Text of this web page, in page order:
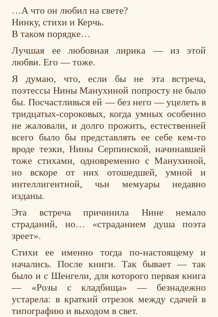
…А что он любил на свете?
Нинку, стихи и Керчь.
В таком порядке…
Лучшая ее любовная лирика — из этой
любви. Его — тоже.
Я думаю, что, если бы не эта встреча,
поэтессы Нины Манухиной попросту не было
бы. Посчастливься ей — без него — уцелеть в
тридцатых-сороковых, когда умных особенно
не жаловали, и долго прожить, естественней
всего было бы представлять ее себе кем-то
вроде тезки, Нины Серпинской, начинавшей
тоже стихами, одновременно с Манухиной,
но вскоре от них отошедшей, умной и
интеллигентной, чьи мемуары недавно
изданы.
Эта встреча причинила Нине немало
страданий, но… «страданием душа поэта
зреет».
Стихи ее именно тогда по-настоящему и
начались. После книги. Так бывает — так
было и с Шенгели, для которого первая книга
— «Розы с кладбища» — безнадежно
устарела: в краткий отрезок между сдачей в
типографию и выходом в свет.